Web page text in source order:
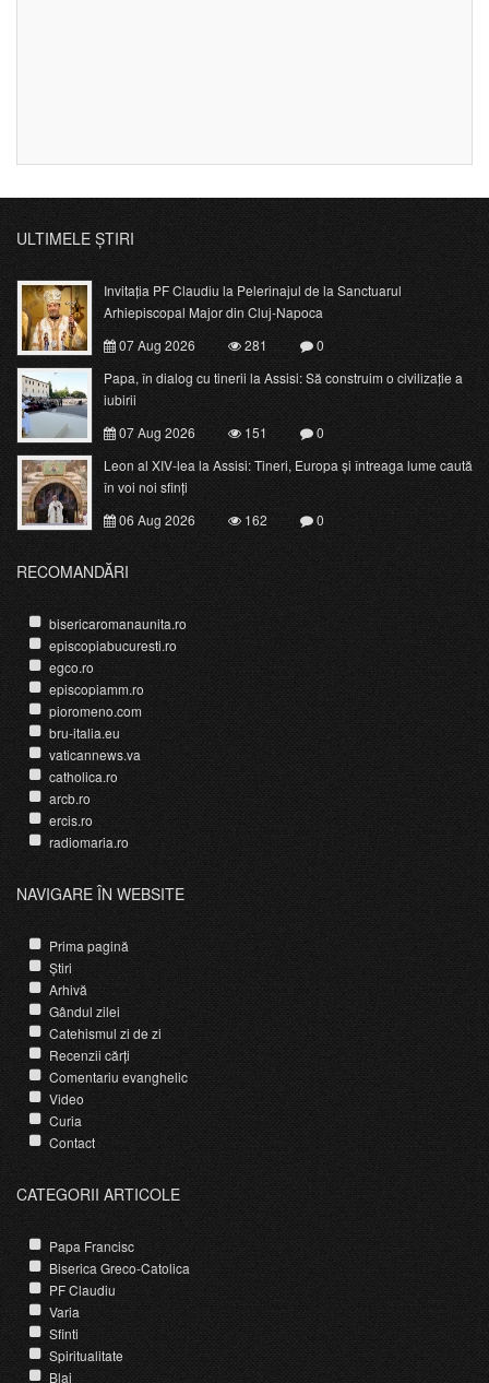
ULTIMELE ȘTIRI
Invitația PF Claudiu la Pelerinajul de la Sanctuarul
Arhiepiscopal Major din Cluj-Napoca
07 Aug 2026
281
0
Papa, în dialog cu tinerii la Assisi: Să construim o civilizație a
iubirii
07 Aug 2026
151
0
Leon al XIV-lea la Assisi: Tineri, Europa și întreaga lume caută
în voi noi sfinți
06 Aug 2026
162 0
RECOMANDĂRI
bisericaromanaunita.ro
episcopiabucuresti.ro
egco.ro
episcopiamm.ro
pioromeno.com
bru-italia.eu
vaticannews.va
catholica.ro
arcb.ro
ercis.ro
radiomaria.ro
NAVIGARE ÎN WEBSITE
Prima pagină
Știri
Arhivă
Gândul zilei
Catehismul zi de zi
Recenzii cărți
Comentariu evanghelic
Video
Curia
Contact
CATEGORII ARTICOLE
Papa Francisc
Biserica Greco-Catolica
PF Claudiu
Varia
Sfinti
Spiritualitate
Blaj